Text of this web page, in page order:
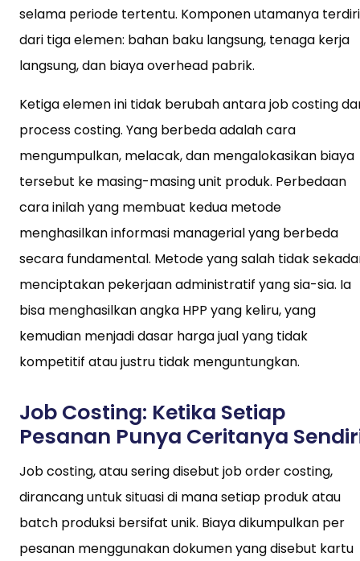
selama periode tertentu. Komponen utamanya terdiri
dari tiga elemen: bahan baku langsung, tenaga kerja
langsung, dan biaya overhead pabrik.
Ketiga elemen ini tidak berubah antara job costing
process costing. Yang berbeda adalah cara
mengumpulkan, melacak, dan mengalokasikan biaya
tersebut ke masing-masing unit produk. Perbedaan
cara inilah yang membuat kedua metode
menghasilkan informasi managerial yang berbeda
secara fundamental. Metode yang salah tidak
menciptakan pekerjaan administratif yang sia-sia. Ia
bisa menghasilkan angka HPP yang keliru, yang
kemudian menjadi dasar harga jual yang tidak
kompetitif atau justru tidak menguntungkan.
Job Costing: Ketika Setiap
Pesanan Punya Ceritanya
Job costing, atau sering disebut job order costing,
dirancang untuk situasi di mana setiap produk atau
batch produksi bersifat unik. Biaya dikumpulkan per
pesanan menggunakan dokumen yang disebut kartu